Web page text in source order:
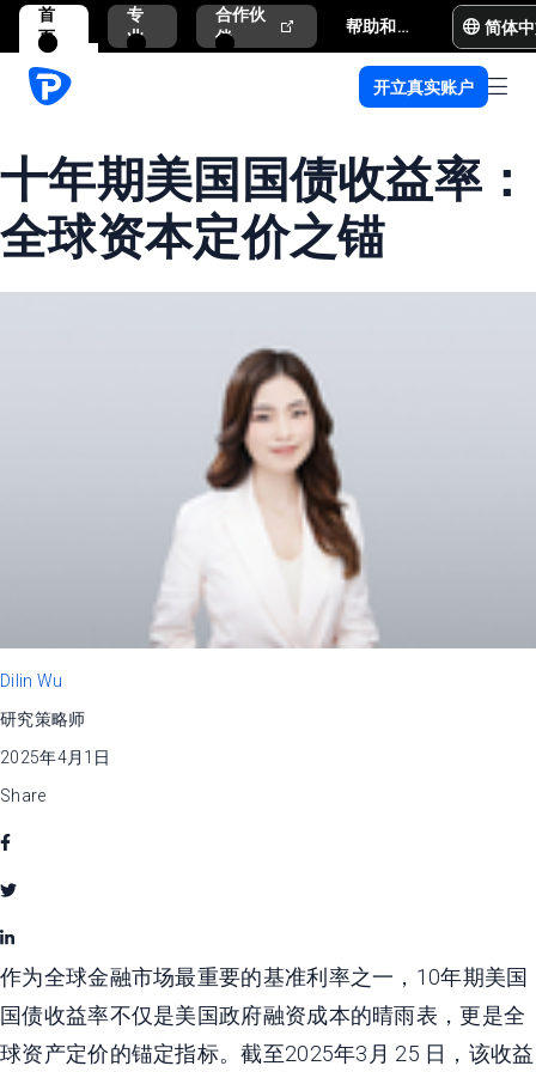
首
页
专
业
合作伙
伴
帮助和支持 简体
开立真实账户
十年期美国国债收益率：
全球资本定价之锚
Dilin Wu
研究策略师
2025年4月1日
Share
作为全球金融市场最重要的基准利率之一，10年期美国
国债收益率不仅是美国政府融资成本的晴雨表，更是全
球资产定价的锚定指标。截至2025年3月 25 日，该收益